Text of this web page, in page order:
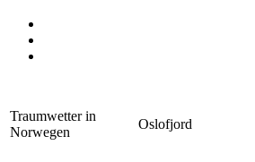
Traumwetter in
Norwegen
Oslofjord